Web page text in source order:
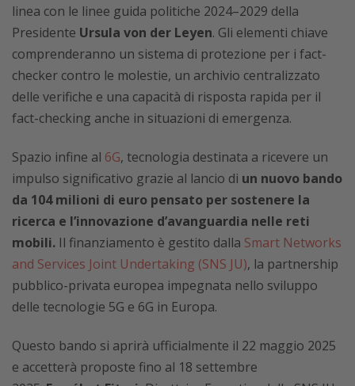
linea con le linee guida politiche 2024–2029 della
Presidente Ursula von der Leyen. Gli elementi chiave
comprenderanno un sistema di protezione per i fact-
checker contro le molestie, un archivio centralizzato
delle verifiche e una capacità di risposta rapida per il
fact-checking anche in situazioni di emergenza.
Spazio infine al 6G, tecnologia destinata a ricevere un
impulso significativo grazie al lancio di un nuovo bando
da 104 milioni di euro pensato per sostenere la
ricerca e l’innovazione d’avanguardia nelle reti
mobili. Il finanziamento è gestito dalla Smart Networks
and Services Joint Undertaking (SNS JU), la partnership
pubblico-privata europea impegnata nello sviluppo
delle tecnologie 5G e 6G in Europa.
Questo bando si aprirà ufficialmente il 22 maggio 2025
e accetterà proposte fino al 18 settembre